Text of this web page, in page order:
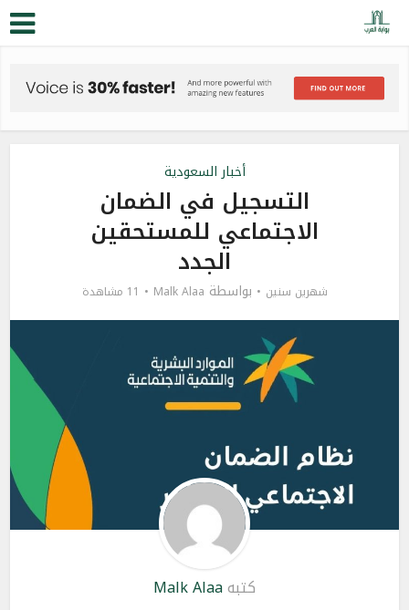
أخبار السعودية
التسجيل في الضمان
الاجتماعي للمستحقين
الجدد
شهرين سنين بواسطة Malk Alaa 11 مشاهدة
كتبهMalk Alaa